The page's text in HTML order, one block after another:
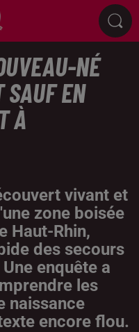
NÉ
SAUF EN
À
vivant et
zone boisée
Haut-Rhin,
des secours
enquête a
les
naissance
encore flou.